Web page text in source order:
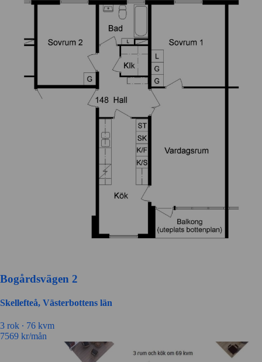
Bogårdsvägen 2
Skellefteå, Västerbottens län
3 rok ∙ 76 kvm
7569 kr/mån